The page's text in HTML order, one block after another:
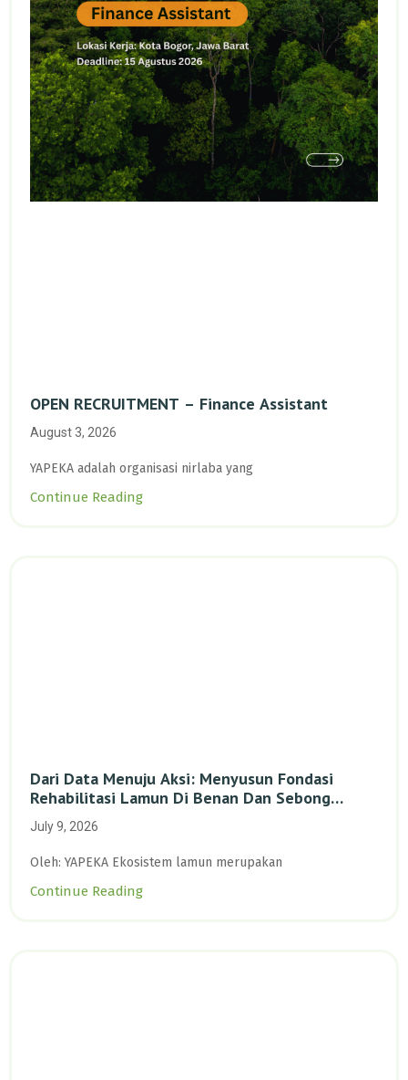
OPEN RECRUITMENT – Finance Assistant
August 3, 2026
YAPEKA adalah organisasi nirlaba yang
Continue Reading
Dari Data Menuju Aksi: Menyusun Fondasi
Rehabilitasi Lamun Di Benan Dan Sebong
Lagoi, Kepulauan Riau
July 9, 2026
Oleh: YAPEKA Ekosistem lamun merupakan
Continue Reading